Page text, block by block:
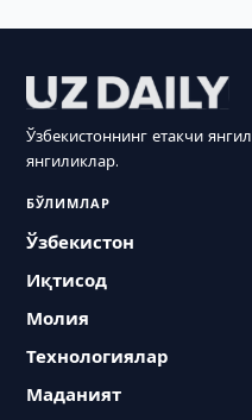
Ўзбекистоннинг етакчи
янгиликлар.
БЎЛИМЛАР
Ўзбекистон
Иқтисод
Молия
Технологиялар
Маданият